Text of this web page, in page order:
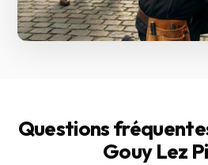
Questions
Gouy Lez